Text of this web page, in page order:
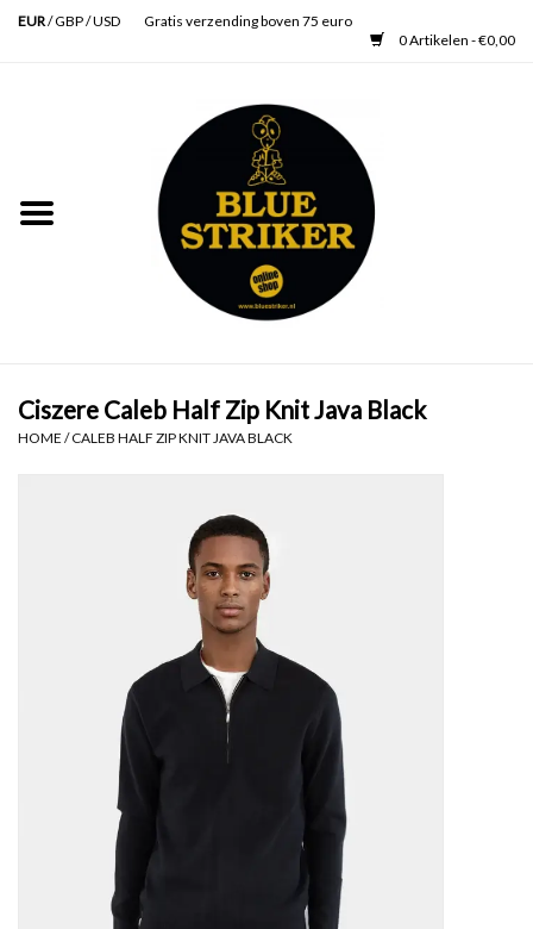
EUR/GBP/USD
Gratis verzending boven 75 euro
0 Artikelen - €0,00
Schoenen
Ciszere Caleb Half Zip Knit Java Black
HOME /CALEB HALF ZIP KNIT JAVA BLACK